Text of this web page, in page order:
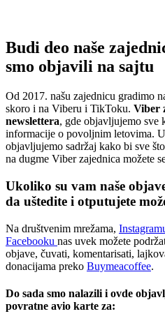
Budi deo naše
smo objavili na sajtu
Od 2017. našu zajednicu gradimo
skoro i na Viberu i TikToku. Viber
newslettera, gde objavljujemo sve
informacije o povoljnim letovima.
objavljujemo sadržaj kako bi sve
na dugme Viber zajednica možete
Ukoliko su vam naše
da uštedite i otputujete
Na društvenim mrežama,
Facebooku nas uvek možete
objave, čuvati, komentarisati,
donacijama preko Buymeacoffee.
Do sada smo nalazili i ovde
povratne avio karte za: